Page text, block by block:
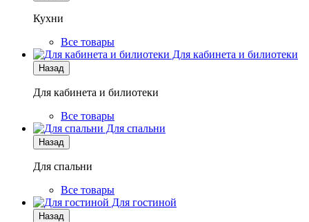
Кухни
Все товары
Для кабинета и билиотеки
Назад
Для кабинета и билиотеки
Все товары
Для спальни
Назад
Для спальни
Все товары
Для гостиной
Назад